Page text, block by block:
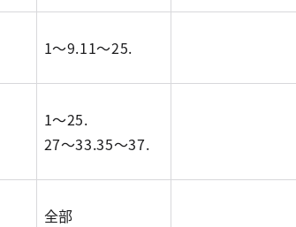
1～9.11～25.
1～25.
27～33.35～37.
全部